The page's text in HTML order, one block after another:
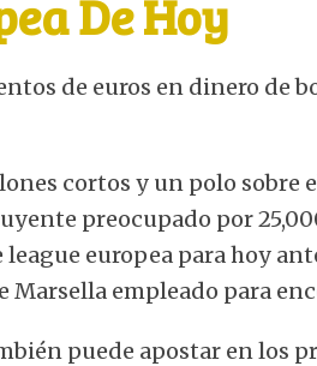
De Hoy
de euros en dinero de
cortos y un polo sobre
preocupado por
europea para hoy
Marsella empleado para
puede apostar en los